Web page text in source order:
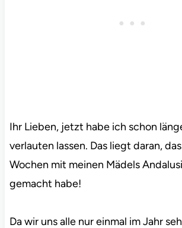
Ihr Lieben, jetzt habe ich schon
verlauten lassen. Das liegt daran,
Wochen mit meinen Mädels
gemacht habe!
Da wir uns alle nur einmal im Jahr